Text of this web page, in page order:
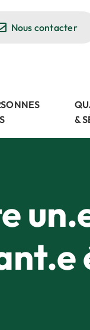
Nous contacter
&